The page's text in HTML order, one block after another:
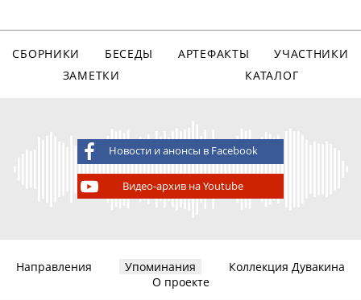
СБОРНИКИ БЕСЕДЫ АРТЕФАКТЫ
УЧАСТНИКИ
ЗАМЕТКИ
КАТАЛОГ
Новости и анонсы в Facebook
Видео-архив на Youtube
Направления Упоминания
Коллекция Дувакина
О проекте